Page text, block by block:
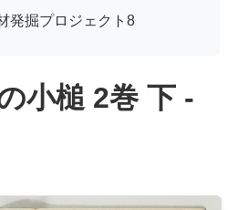
発掘プロジェクト8
小槌 2巻 下 -